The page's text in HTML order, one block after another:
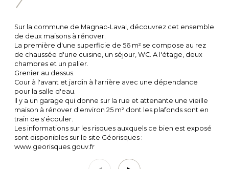
Sur la commune de Magnac-Laval, découvrez cet ensemble
de deux maisons à rénover.
La première d'une superficie de 56 m² se compose au rez
de chaussée d'une cuisine, un séjour, WC. A l'étage, deux
chambres et un palier.
Grenier au dessus.
Cour à l'avant et jardin à l'arrière avec une dépendance
pour la salle d'eau.
Il y a un garage qui donne sur la rue et attenante une vieille
maison à rénover d'environ 25 m² dont les plafonds sont en
train de s'écouler.
Les informations sur les risques auxquels ce bien est exposé
sont disponibles sur le site Géorisques :
www.georisques.gouv.fr